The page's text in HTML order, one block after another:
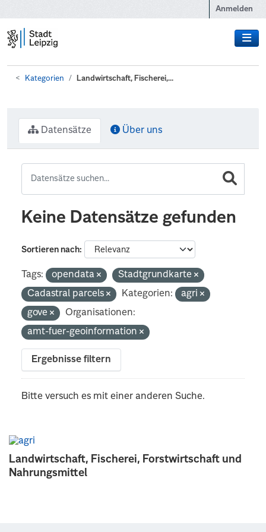
Anmelden
Kategorien Landwirtschaft, Fischerei,...
Landwirtschaft, Fischerei, Forstwirtschaft und
Nahrungsmittel
Datensätze Über uns
Keine Datensätze gefunden
Sortieren nach
Tags: opendata
Stadtgrundkarte
Cadastral parcels
Kategorien:
agri
gove
Organisationen:
amt-fuer-geoinformation
Ergebnisse filtern
Bitte versuch es mit einer anderen Suche.